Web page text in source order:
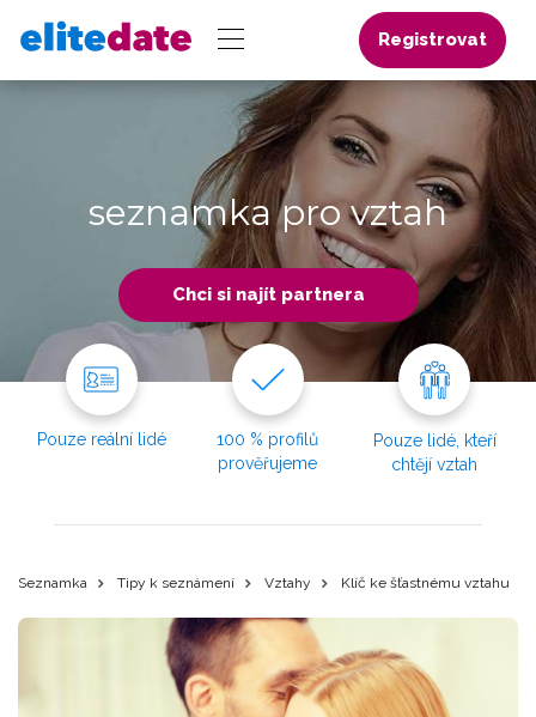
Registrovat
seznamka pro vztah
Chci si najít partnera
Pouze reální lidé
100 % profilů
prověřujeme
Pouze lidé, kteří
chtějí vztah
Seznamka Tipy k seznámení Vztahy Klíč ke šťastnému vztahu